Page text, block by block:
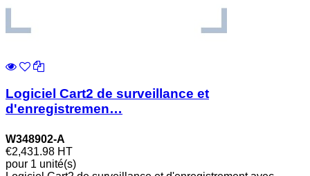
Logiciel Cart2 de surveillance et
d'enregistremen…
W348902-A
€2,431.98 HT
pour 1 unité(s)